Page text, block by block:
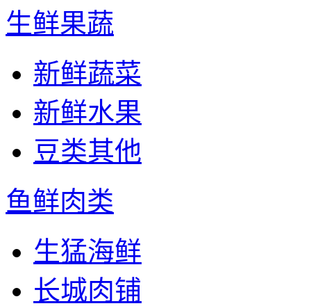
生鲜果蔬
新鲜蔬菜
新鲜水果
豆类其他
鱼鲜肉类
生猛海鲜
长城肉铺